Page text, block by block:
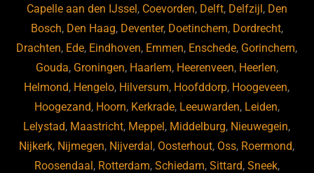
k
Capelle aan den IJssel , Coevorden, Delft, Delfzijl , Den
Bosch, Den Haag, Deventer, Doetinchem, Dordrecht,
Drachten, Ede, Eindhoven, Emmen, Enschede, Gorinchem,
Gouda, Groningen, Haarlem, Heerenveen, Heerlen,
Helmond, Hengelo, Hilversum, Hoofddorp, Hoogeveen,
Hoogezand, Hoorn, Kerkrade, Leeuwarden, Leiden,
Lelystad, Maastricht, Meppel , Middelburg, Nieuwegein,
Nijkerk, Nijmegen, Nijverdal , Oosterhout, Oss, Roermond,
Roosendaal , Rotterdam, Schiedam, Sittard, Sneek,